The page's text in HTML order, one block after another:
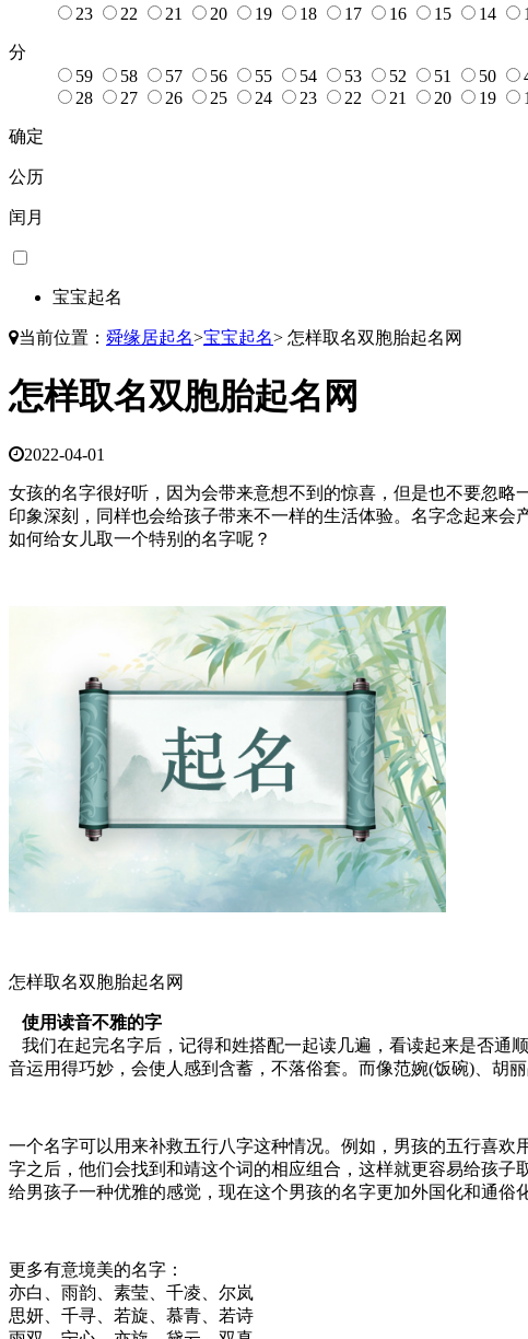
23
22 21 20 19 18 17 16 15 14
分
59
58 57 56 55 54 53 52 51 50
28
27 26 25 24 23 22 21 20 19
确定
公历
闰月
宝宝起名
当前位置： 舜缘居起名>宝宝起名> 怎样取名双胞胎起名网
怎样取名双胞胎起名网
2022-04-01
女孩的名字很好听，因为会带来意想不到的惊喜，但是也不要忽
印象深刻，同样也会给孩子带来不一样的生活体验。名字念起来
如何给女儿取一个特别的名字呢？
怎样取名双胞胎起名网
使用读音不雅的字
我们在起完名字后，记得和姓搭配一起读几遍，看读起来是否通
音运用得巧妙，会使人感到含蓄，不落俗套。而像范婉(饭碗)、胡
一个名字可以用来补救五行八字这种情况。例如，男孩的五行喜
字之后，他们会找到和靖这个词的相应组合，这样就更容易给孩
给男孩子一种优雅的感觉，现在这个男孩的名字更加外国化和通俗化
更多有意境美的名字：
亦白、雨韵、素莹、千凌、尔岚
思妍、千寻、若旋、慕青、若诗